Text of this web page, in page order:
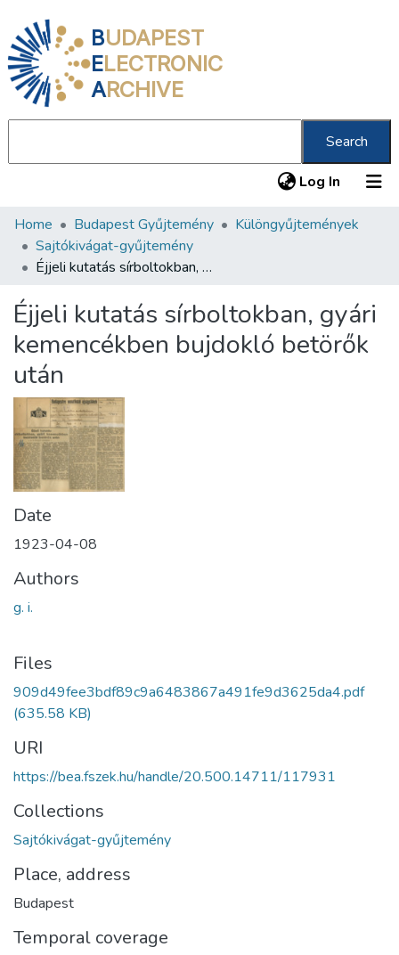
BUDAPEST
ELECTRONIC
ARCHIVE
Search
Log In (current)
Communities & Collections
All of DSpace
Statistics
About us
Home Budapest Gyűjtemény
Különgyűjtemények
Sajtókivágat-gyűjtemény
Éjjeli kutatás sírboltokban, gyári kemencékben bujdokló betörők után
Éjjeli kutatás sírboltokban, gyári
kemencékben bujdokló betörők
után
Date
1923-04-08
Authors
g. i.
Files
909d49fee3bdf89c9a6483867a491fe9d3625da4.pdf
(635.58 KB)
URI
https://bea.fszek.hu/handle/20.500.14711/117931
Collections
Sajtókivágat-gyűjtemény
Place, address
Budapest
Temporal coverage